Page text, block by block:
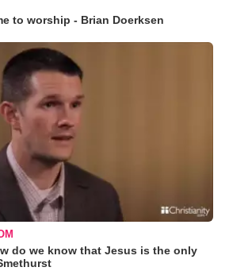
to worship - Brian Doerksen
do we know that Jesus is the only